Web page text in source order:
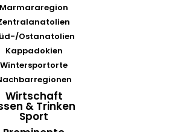
Marmararegion
Ostanatolien
Kappadokien
Wintersportorte
Wirtschaft
& Trinken
Sport